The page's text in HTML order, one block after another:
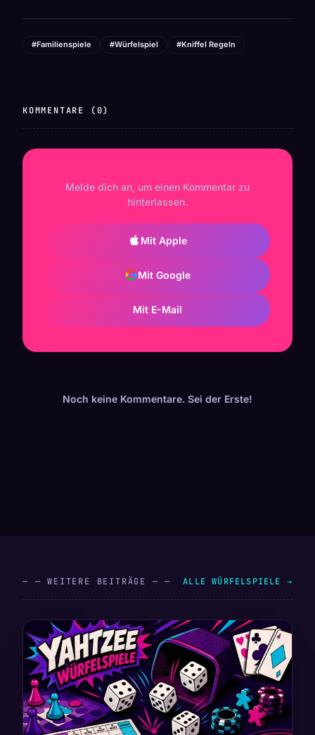
#Familienspiele #Würfelspiel #Kniffel Regeln
KOMMENTARE (0)
Melde dich an, um einen Kommentar zu
hinterlassen.
Mit Apple
Mit Google
Mit E-Mail
Noch keine Kommentare. Sei der Erste!
— — WEITERE BEITRÄGE — — ALLE WÜRFELSPIELE →